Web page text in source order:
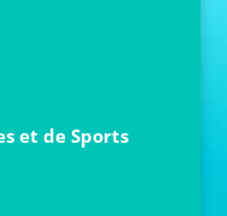
et de Sports